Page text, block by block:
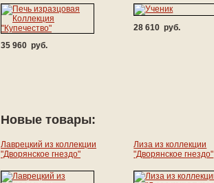
35 960 руб.
28 610 руб.
Новые товары:
Лаврецкий из коллекции
"Дворянское гнездо"
Лиза из коллекции
"Дворянское гнездо"